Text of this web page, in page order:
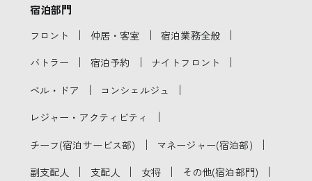
宿泊部門
フロント ｜ 仲居・客室 ｜ 宿泊業務全般 ｜
バトラー ｜ 宿泊予約 ｜ ナイトフロント ｜
ベル・ドア ｜ コンシェルジュ ｜
レジャー・アクティビティ ｜
チーフ(宿泊サービス部) ｜ マネージャー(宿泊部) ｜
副支配人 ｜ 支配人 ｜ 女将 ｜ その他(宿泊部門) ｜